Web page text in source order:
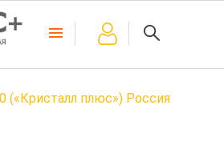
(«Кристалл плюс») Россия